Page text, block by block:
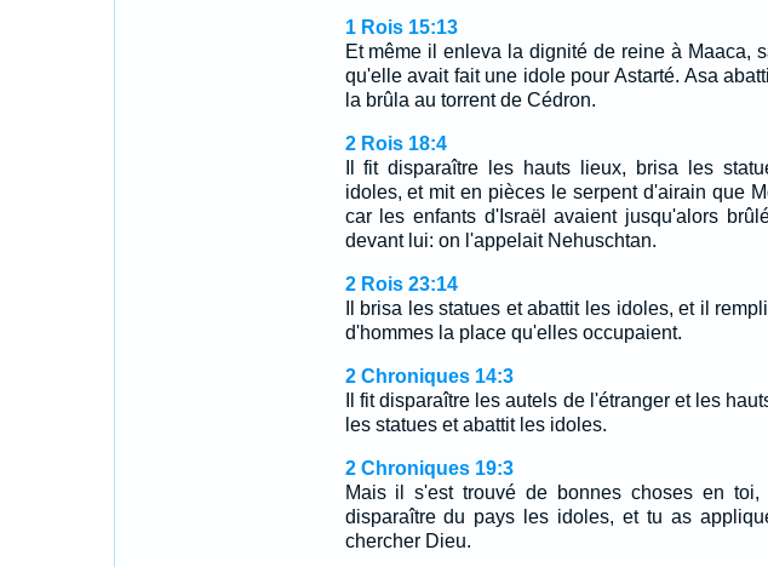
1 Rois 15:13
Et même il enleva la dignité de reine à Maaca,
qu'elle avait fait une idole pour Astarté. Asa
la brûla au torrent de Cédron.
2 Rois 18:4
Il fit disparaître les hauts lieux, brisa les
idoles, et mit en pièces le serpent d'airain que
car les enfants d'Israël avaient jusqu'alors
devant lui: on l'appelait Nehuschtan.
2 Rois 23:14
Il brisa les statues et abattit les idoles, et il
d'hommes la place qu'elles occupaient.
2 Chroniques 14:3
Il fit disparaître les autels de l'étranger et les
les statues et abattit les idoles.
2 Chroniques 19:3
Mais il s'est trouvé de bonnes choses en
disparaître du pays les idoles, et tu as
chercher Dieu.